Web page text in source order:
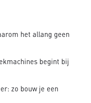
het allang geen
begint bij
zo bouw je een